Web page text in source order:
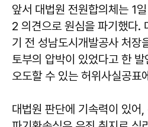
앞서 대법원 전원합의체는 1
2 의견으로 원심을 파기했다.
기 전 성남도시개발공사 처장
토부의 압박이 있었다고 한
오도할 수 있는 허위사실공표
대법원 판단에 기속력이 있어